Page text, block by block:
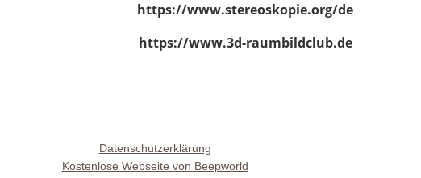
https://www.stereoskopie.org/de
https://www.3d-raumbildclub.de
Datenschutzerklärung
Kostenlose Webseite von Beepworld